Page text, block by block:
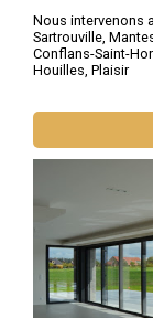
Nous intervenons
Sartrouville,
Conflans-Saint-
Houilles, Plaisir